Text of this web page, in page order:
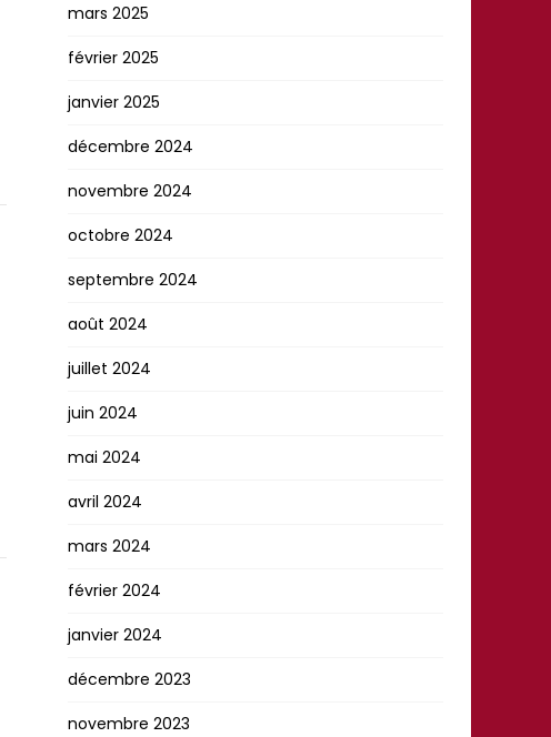
mars 2025
février 2025
janvier 2025
décembre 2024
novembre 2024
octobre 2024
septembre 2024
août 2024
juillet 2024
juin 2024
mai 2024
avril 2024
mars 2024
février 2024
janvier 2024
décembre 2023
novembre 2023